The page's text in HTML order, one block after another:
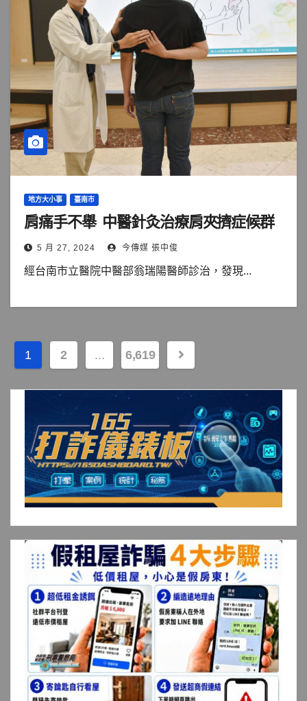
地方大小事 臺南市
肩痛手不舉 中醫針灸治療肩夾擠症候群
5 月 27, 2024 今傳媒 張中俊
經台南市立醫院中醫部翁瑞陽醫師診治，發現...
文
章
頁
1 2 ... 6,619